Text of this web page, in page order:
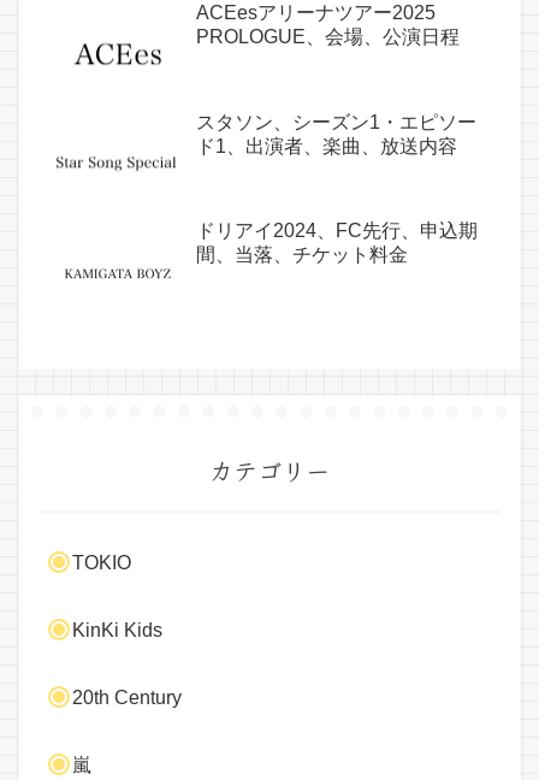
ACEesアリーナツアー2025
PROLOGUE、会場、公演日程
スタソン、シーズン1・エピソー
ド1、出演者、楽曲、放送内容
ドリアイ2024、FC先行、申込期
間、当落、チケット料金
カテゴリー
TOKIO
KinKi Kids
20th Century
嵐